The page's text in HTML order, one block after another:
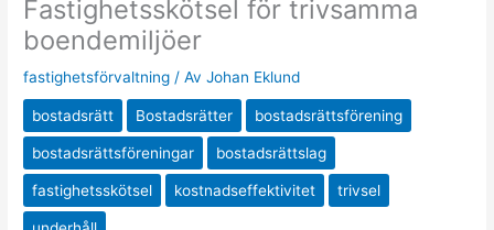
Fastighetsskötsel för trivsamma
boendemiljöer
fastighetsförvaltning / AvJohan Eklund
bostadsrätt Bostadsrätter bostadsrättsförening
bostadsrättsföreningar bostadsrättslag
fastighetsskötsel kostnadseffektivitet trivsel